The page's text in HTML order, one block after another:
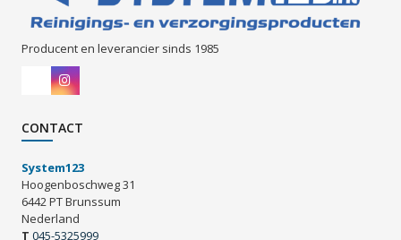
Producent en leverancier sinds 1985
CONTACT
System123
Hoogenboschweg 31
6442 PT Brunssum
Nederland
T 045-5325999